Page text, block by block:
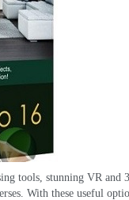
tools, stunning VR and
. With these useful